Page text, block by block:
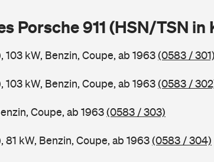
Porsche 911 (HSN/TSN in
103 kW, Benzin, Coupe, ab 1963(0583 / 301)
103 kW, Benzin, Coupe, ab 1963(0583 /
Coupe, ab 1963(0583 / 303)
81 kW, Benzin, Coupe, ab 1963(0583 / 304)